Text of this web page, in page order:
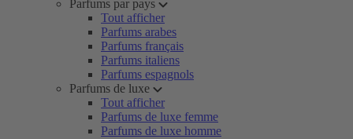
Parfums par pays
Tout afficher
Parfums arabes
Parfums français
Parfums italiens
Parfums espagnols
Parfums de luxe
Tout afficher
Parfums de luxe femme
Parfums de luxe homme